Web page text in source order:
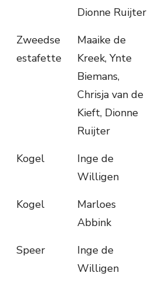
Dionne Ruijter
Zweedse
estafette
Maaike de
Kreek, Ynte
Biemans,
Chrisja van de
Kieft, Dionne
Ruijter
Kogel
Inge de
Willigen
Kogel
Marloes
Abbink
Speer
Inge de
Willigen